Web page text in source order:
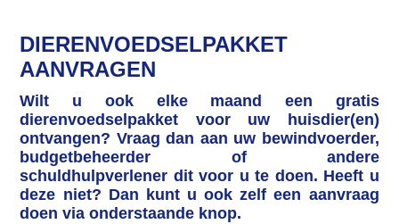
DIERENVOEDSELPAKKET
AANVRAGEN
Wilt u ook elke maand een gratis
dierenvoedselpakket voor uw huisdier(en)
ontvangen? Vraag dan aan uw bewindvoerder,
budgetbeheerder of andere
schuldhulpverlener dit voor u te doen. Heeft u
deze niet? Dan kunt u ook zelf een aanvraag
doen via onderstaande knop.